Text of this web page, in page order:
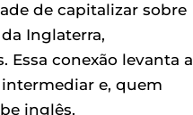
de capitalizar sobre
Inglaterra,
conexão levanta a
e, quem
inglês.